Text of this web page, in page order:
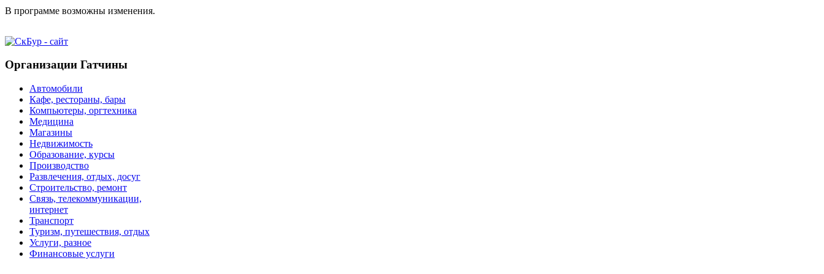
В программе возможны изменения.
Организации Гатчины
Автомобили
Кафе, рестораны, бары
Компьютеры, оргтехника
Медицина
Магазины
Недвижимость
Образование, курсы
Производство
Развлечения, отдых, досуг
Строительство, ремонт
Связь, телекоммуникации,
интернет
Транспорт
Туризм, путешествия, отдых
Услуги, разное
Финансовые услуги